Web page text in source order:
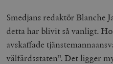
Smedjans redaktör Blanche
detta har blivit så vanligt.
avskaffade
välfärdsstaten”. Det ligger